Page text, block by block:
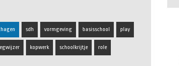
sdh vormgeving basisschool play
kopwerk schoolkrijtje role